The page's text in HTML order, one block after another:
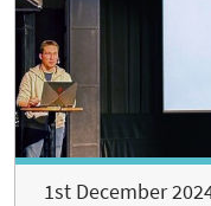
1st December